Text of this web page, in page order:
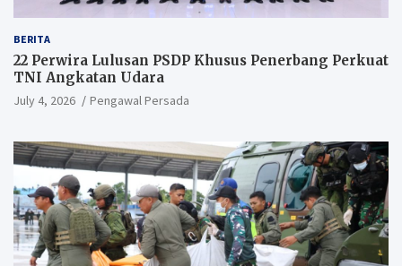
BERITA
22 Perwira Lulusan PSDP Khusus Penerbang Perkuat
TNI Angkatan Udara
July 4, 2026 Pengawal Persada